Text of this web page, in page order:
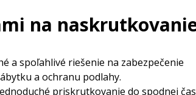
na
a spoľahlivé riešenie na zabezpečenie
a ochranu podlahy.
priskrutkovanie do spodnej